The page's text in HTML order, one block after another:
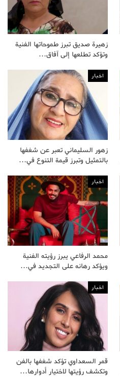
زهيرة صديق تبرز طموحاتها الفنية
وتؤكد تطلعها إلى آفاق…
اخبار
زهور السليماني تعبر عن شغفها
بالتمثيل وتبرز قيمة التنوع في…
اخبار
محمد الرفاعي يبرز رؤيته الفنية
ويؤكد رهانه على التجديد في…
اخبار
قمر السعداوي تؤكد شغفها بالفن
وتكشف رؤيتها لاختيار أدوارها…